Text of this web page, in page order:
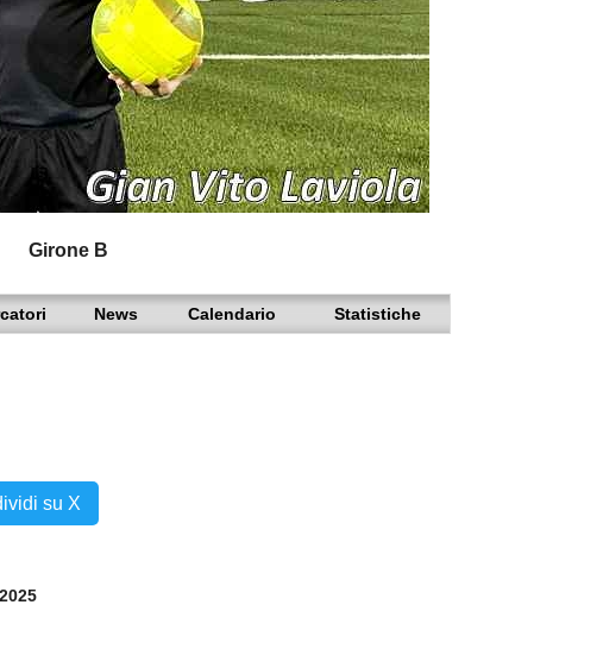
Girone B
News Calendario Statistiche
su X